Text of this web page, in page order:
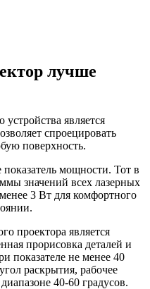
лучше
является
спроецировать
поверхность.
мощности. Тот в
значений всех лазерных
3 Вт для комфортного
проектора является
прорисовка деталей и
показателе не менее 40
раскрытия, рабочее
40-60 градусов.